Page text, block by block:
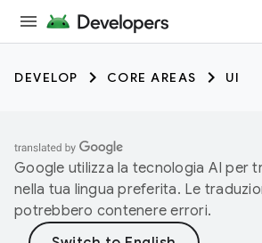
DEVELOP CORE AREAS UI
Google utilizza la tecnologia AI per
nella tua lingua preferita. Le
potrebbero contenere errori.